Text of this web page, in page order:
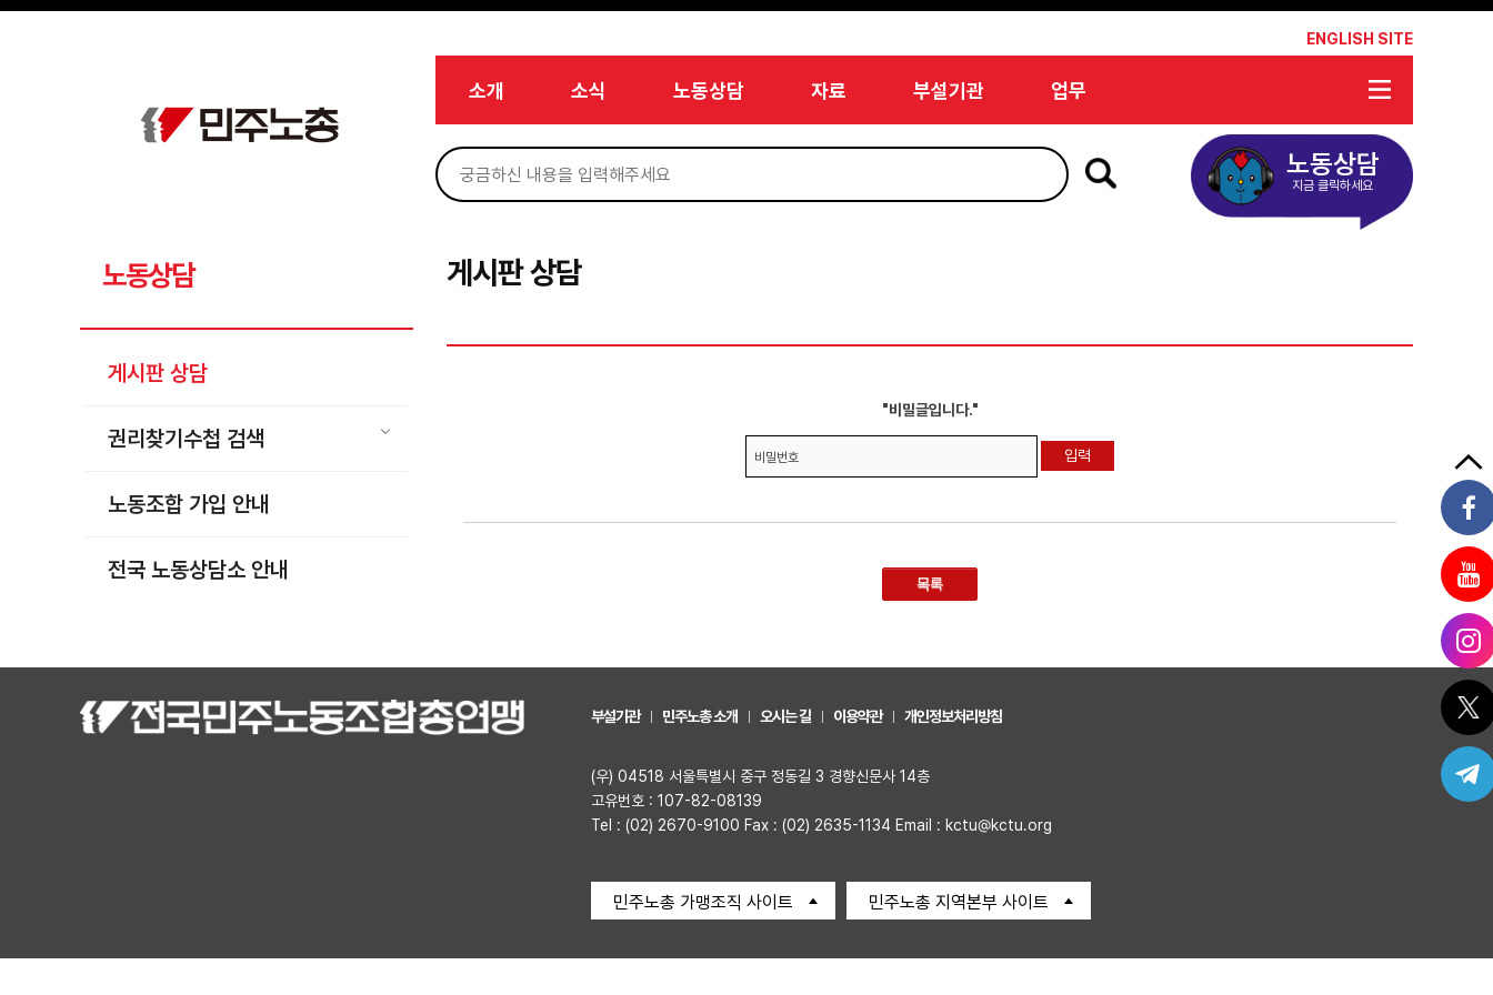
메뉴 건너뛰기
ENGLISH SITE
소개 소식 노동상담 자료 부설기관 업무
노동상담
지금 클릭하세요
노동상담
게시판 상담
권리찾기수첩 검색
노동조합 가입 안내
전국 노동상담소 안내
게시판 상담
"비밀글입니다."
비밀번호
목록
부설기관 민주노총 소개 오시는 길 이용약관 개인정보처리방침
(우) 04518 서울특별시 중구 정동길 3 경향신문사 14층
고유번호 : 107-82-08139
Tel : (02) 2670-9100 Fax : (02) 2635-1134 Email : kctu@kctu.org
민주노총 가맹조직 사이트 민주노총 지역본부 사이트
권리찾기수첩 검색
찾아보기
노동조합 가입 안내
Sketchbook5, 스케치북5
Sketchbook5, 스케치북5